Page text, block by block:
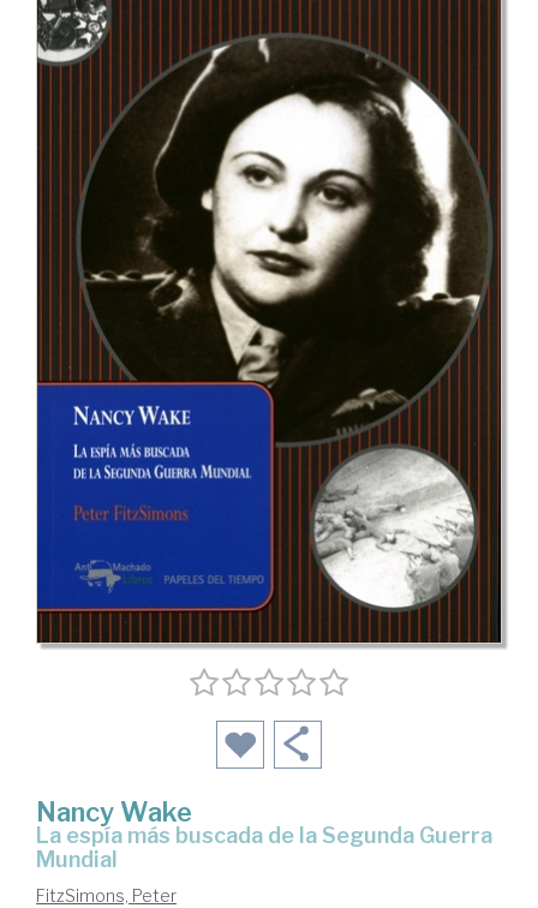
Nancy Wake
la espía más buscada de la Segunda Guerra
Mundial
FitzSimons, Peter